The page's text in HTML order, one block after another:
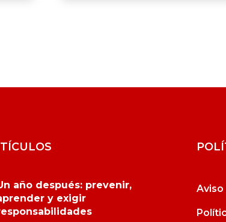
año después: prevenir,
y exigir
Aviso